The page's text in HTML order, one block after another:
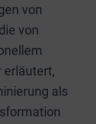
von
von
erläutert,
als